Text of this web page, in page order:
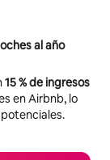
al año
15 % de ingresos
en Airbnb, lo